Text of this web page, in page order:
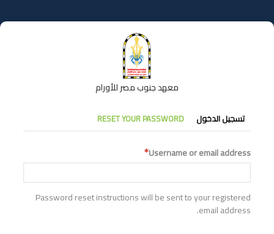
إلى
المحتوى
معهد جنوب مصر للأورام
التبويبات
الأساسية
تسجيل الدخول RESET YOUR PASSWORD
Username or email address
Password reset instructions will be sent to your registered
email address.